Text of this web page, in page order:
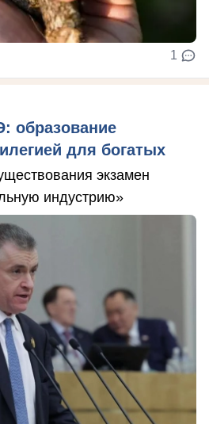
1
образование
для богатых
экзамен
индустрию»